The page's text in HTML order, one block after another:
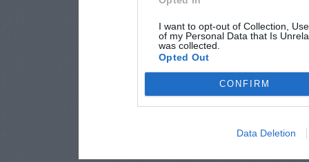
I want to opt-out of Collection,
of my Personal Data that Is
was collected.
Opted Out
CONFIRM
Data Deletion